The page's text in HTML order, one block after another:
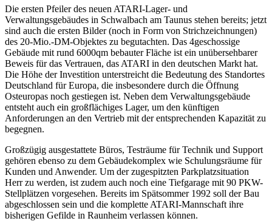
Die ersten Pfeiler des neuen ATARI-Lager- und
Verwaltungsgebäudes in Schwalbach am Taunus stehen bereits; jetzt
sind auch die ersten Bilder (noch in Form von Strichzeichnungen)
des 20-Mio.-DM-Objektes zu begutachten. Das 4geschossige
Gebäude mit rund 6000qm bebauter Fläche ist ein unübersehbarer
Beweis für das Vertrauen, das ATARI in den deutschen Markt hat.
Die Höhe der Investition unterstreicht die Bedeutung des Standortes
Deutschland für Europa, die insbesondere durch die Öffnung
Osteuropas noch gestiegen ist. Neben dem Verwaltungsgebäude
entsteht auch ein großflächiges Lager, um den künftigen
Anforderungen an den Vertrieb mit der entsprechenden Kapazität zu
begegnen.
Großzügig ausgestattete Büros, Testräume für Technik und Support
gehören ebenso zu dem Gebäudekomplex wie Schulungsräume für
Kunden und Anwender. Um der zugespitzten Parkplatzsituation
Herr zu werden, ist zudem auch noch eine Tiefgarage mit 90 PKW-
Stellplätzen vorgesehen. Bereits im Spätsommer 1992 soll der Bau
abgeschlossen sein und die komplette ATARI-Mannschaft ihre
bisherigen Gefilde in Raunheim verlassen können.